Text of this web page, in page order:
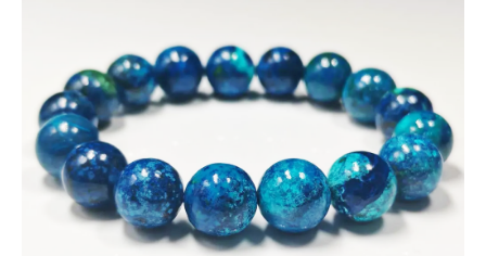
※天然石由来の傷やヒビなどが一部入っている場合がございま
す。
※なるべく現物に近い写真撮影を心がけていますが、モニター
環境により実物との色合いの差が生じる場合があります。